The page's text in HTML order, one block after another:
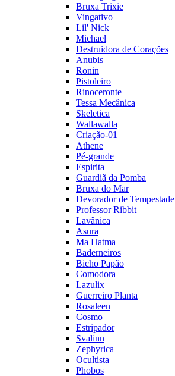
Bruxa Trixie
Vingativo
Lil' Nick
Michael
Destruidora de Corações
Anubis
Ronin
Pistoleiro
Rinoceronte
Tessa Mecânica
Skeletica
Wallawalla
Criação-01
Athene
Pé-grande
Espirita
Guardiã da Pomba
Bruxa do Mar
Devorador de Tempestade
Professor Ribbit
Lavânica
Asura
Ma Hatma
Baderneiros
Bicho Papão
Comodora
Lazulix
Guerreiro Planta
Rosaleen
Cosmo
Estripador
Svalinn
Zephyrica
Ocultista
Phobos